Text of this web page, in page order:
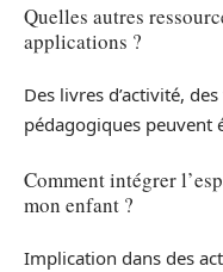
Quelles autres
applications ?
Des livres d’activité,
pédagogiques peuvent
Comment intégrer
mon enfant ?
Implication dans des